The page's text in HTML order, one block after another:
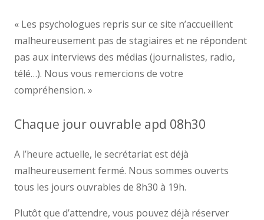
« Les psychologues repris sur ce site n’accueillent
malheureusement pas de stagiaires et ne répondent
pas aux interviews des médias (journalistes, radio,
télé…). Nous vous remercions de votre
compréhension. »
Chaque jour ouvrable apd 08h30
A l’heure actuelle, le secrétariat est déjà
malheureusement fermé. Nous sommes ouverts
tous les jours ouvrables de 8h30 à 19h.
Plutôt que d’attendre, vous pouvez déjà réserver